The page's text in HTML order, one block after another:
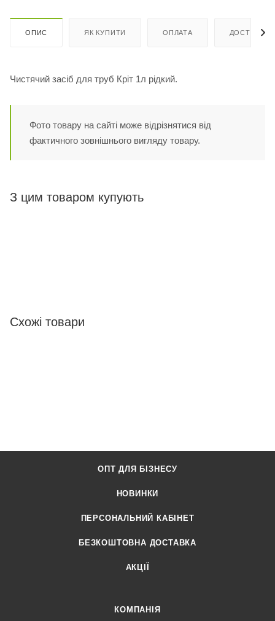
ОПИС ЯК КУПИТИ ОПЛАТА ДОСТАВКА
Чистячий засіб для труб Кріт 1л рідкий.
Фото товару на сайті може відрізнятися від
фактичного зовнішнього вигляду товару.
З цим товаром купують
Схожі товари
ОПТ ДЛЯ БІЗНЕСУ
НОВИНКИ
ПЕРСОНАЛЬНИЙ КАБІНЕТ
БЕЗКОШТОВНА ДОСТАВКА
АКЦІЇ
КОМПАНІЯ